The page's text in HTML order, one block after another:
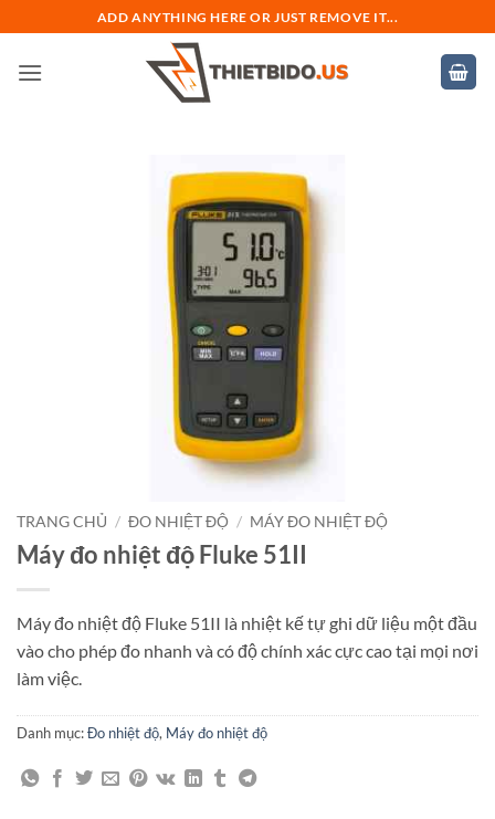
qua
nội
ADD ANYTHING HERE OR JUST REMOVE IT...
TRANG CHỦ / ĐO NHIỆT ĐỘ / MÁY ĐO NHIỆT ĐỘ
Máy đo nhiệt độ Fluke 51II
Máy đo nhiệt độ Fluke 51II là nhiệt kế tự ghi dữ liệu một đầu
vào cho phép đo nhanh và có độ chính xác cực cao tại mọi nơi
làm việc.
Danh mục:Đo nhiệt độ, Máy đo nhiệt độ